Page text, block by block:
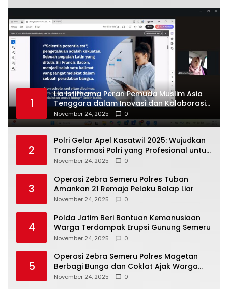
1
Lia Istifhama Peran Pemuda Muslim Asia
Tenggara dalam Inovasi dan Kolaborasi
Internasional
November 24, 2025 0
2
Polri Gelar Apel Kasatwil 2025: Wujudkan
Transformasi Polri yang Profesional untuk
Masyarakat
November 24, 2025 0
3
Operasi Zebra Semeru Polres Tuban
Amankan 21 Remaja Pelaku Balap Liar
November 24, 2025 0
4
Polda Jatim Beri Bantuan Kemanusiaan
Warga Terdampak Erupsi Gunung Semeru
November 24, 2025 0
5
Operasi Zebra Semeru Polres Magetan
Berbagi Bunga dan Coklat Ajak Warga
Tertib Lalin
November 24, 2025 0